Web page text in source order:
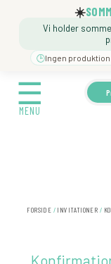
☀️
Vi holder
🕒Ingen produktion
☰
MENU
☰
MENU
🍼 BARNEDÅB
FORSIDE / INVITATIONER /